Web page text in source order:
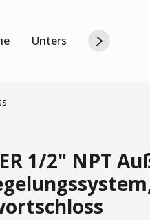
Unterstützung
1/2" NPT